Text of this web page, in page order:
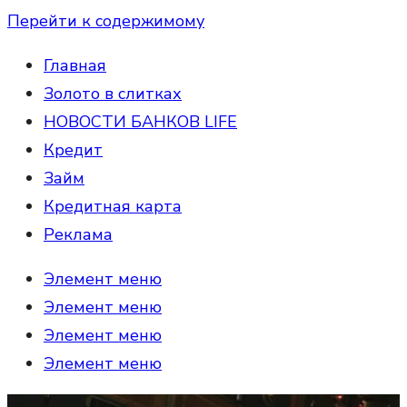
Перейти к содержимому
Главная
Золото в слитках
НОВОСТИ БАНКОВ LIFE
Кредит
Займ
Кредитная карта
Реклама
Элемент меню
Элемент меню
Элемент меню
Элемент меню